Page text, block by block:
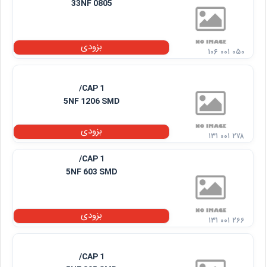
33NF 0805
بزودی ۱۰۶ ۰۰۱ ۰۵۰
CAP 1/
5NF 1206 SMD
بزودی
۱۳۱ ۰۰۱ ۲۷۸
CAP 1/
5NF 603 SMD
بزودی ۱۳۱ ۰۰۱ ۲۶۶
CAP 1/